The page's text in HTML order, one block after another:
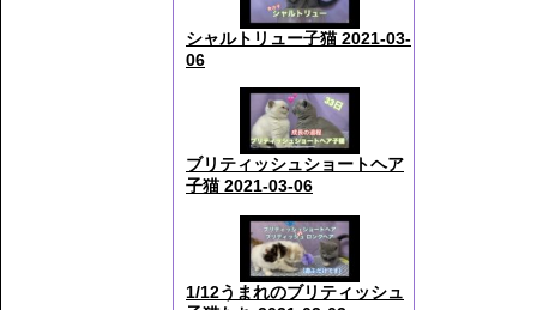
シャルトリュー子猫 2021-03-
06
ブリティッシュショートヘア
子猫 2021-03-06
1/12うまれのブリティッシュ